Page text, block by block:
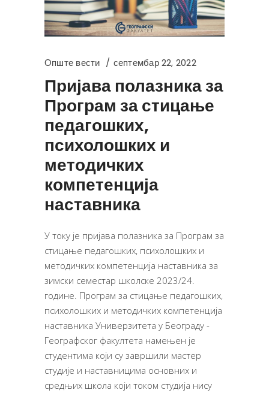
Опште вести септембар 22, 2022
Пријава полазника за
Програм за стицање
педагошких,
психолошких и
методичких
компетенција
наставника
У току је пријава полазника за Програм за
стицање педагошких, психолошких и
методичких компетенција наставника за
зимски семестар школске 2023/24.
године. Програм за стицање педагошких,
психолошких и методичких компетенција
наставника Универзитета у Београду -
Географског факултета намењен је
студентима који су завршили мастер
студије и наставницима основних и
средњих школа који током студија нису